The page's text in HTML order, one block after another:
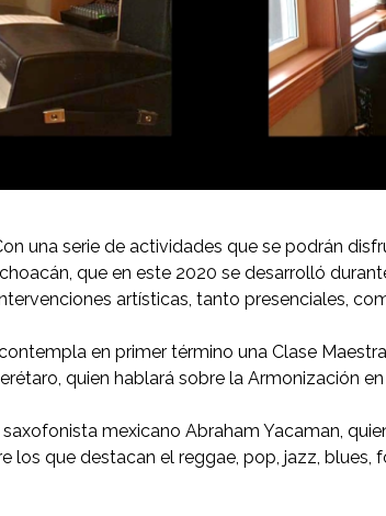
una serie de actividades que se podrán
que en este 2020 se desarrolló
artísticas, tanto presenciales,
en primer término una Clase
quien hablará sobre la Armonización
mexicano Abraham Yacaman,
los que destacan el reggae, pop, jazz,